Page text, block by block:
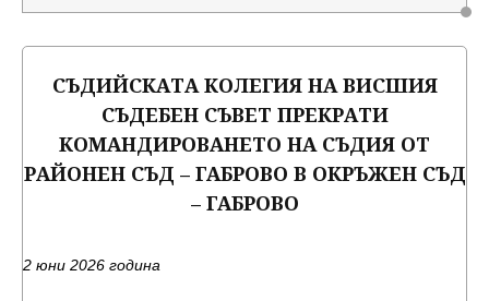
СЪДИЙСКАТА КОЛЕГИЯ НА ВИСШИЯ
СЪДЕБЕН СЪВЕТ ПРЕКРАТИ
КОМАНДИРОВАНЕТО НА СЪДИЯ ОТ
РАЙОНЕН СЪД – ГАБРОВО В ОКРЪЖЕН СЪД
– ГАБРОВО
2 юни 2026 година